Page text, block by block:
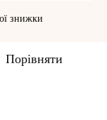
знижки
Порівняти